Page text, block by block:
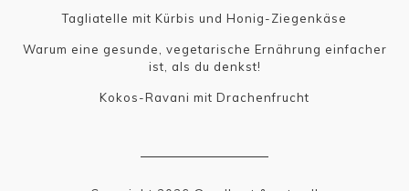
Tagliatelle mit Kürbis und Honig-Ziegenkäse
Warum eine gesunde, vegetarische Ernährung einfacher
ist, als du denkst!
Kokos-Ravani mit Drachenfrucht